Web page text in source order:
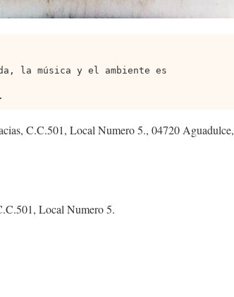
la música y el ambiente es
C.C.501, Local Numero 5., 04720 Aguadulce,
Local Numero 5.